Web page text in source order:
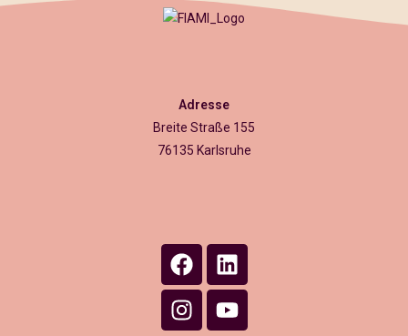
Adresse
Breite Straße 155
76135 Karlsruhe